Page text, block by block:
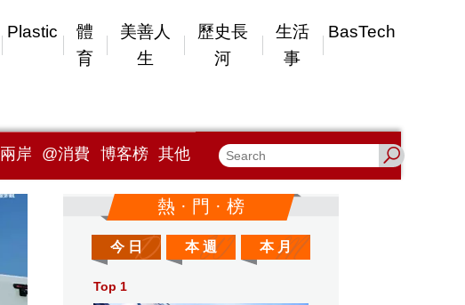
Plastic
體
育
美善人
生
歷史長
河
生活
事
BasTech
兩岸 @消費 博客榜 其他
熱 · 門 · 榜
今 日 本 週 本 月
Top 1